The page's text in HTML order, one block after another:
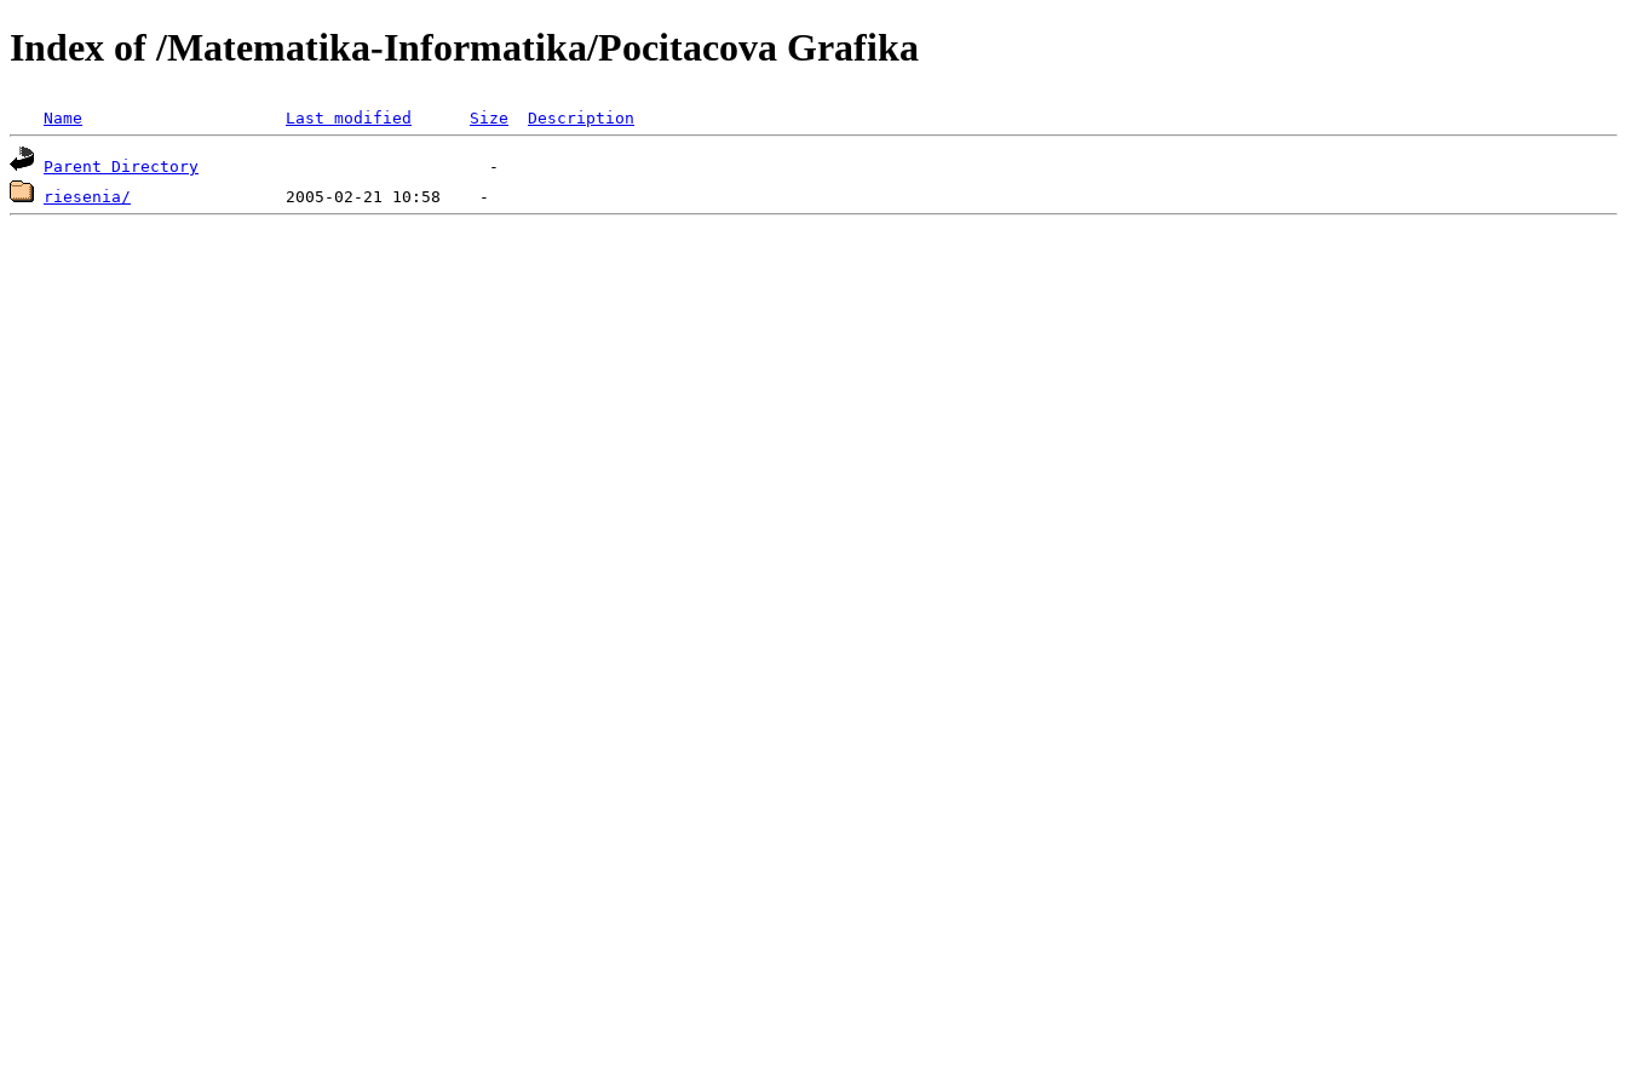
Index of /Matematika-Informatika/Pocitacova Grafika
Name Last modified Size Description
Parent Directory
riesenia/